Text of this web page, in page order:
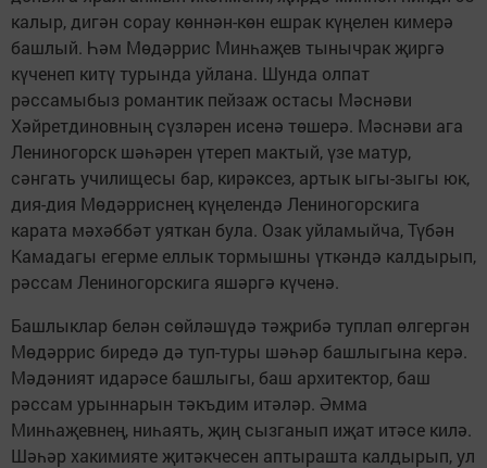
калыр, дигән сорау көннән-көн ешрак күңелен кимерә
башлый. Һәм Мөдәррис Минһаҗев тынычрак җиргә
күченеп китү турында уйлана. Шунда олпат
рәссамыбыз романтик пейзаж остасы Мәснәви
Хәйретдиновның сүзләрен исенә төшерә. Мәснәви ага
Лениногорск шәһәрен үтереп мактый, үзе матур,
сәнгать училищесы бар, кирәксез, артык ыгы-зыгы юк,
дия-дия Мөдәрриснең күңелендә Лениногорскига
карата мәхәббәт уяткан була. Озак уйламыйча, Түбән
Камадагы егерме еллык тормышны үткәндә калдырып,
рәссам Лениногорскига яшәргә күченә.
Башлыклар белән сөйләшүдә тәҗрибә туплап өлгергән
Мөдәррис биредә дә туп-туры шәһәр башлыгына керә.
Мәдәният идарәсе башлыгы, баш архитектор, баш
рәссам урыннарын тәкъдим итәләр. Әмма
Минһаҗевнең, ниһаять, җиң сызганып иҗат итәсе килә.
Шәһәр хакимияте җитәкчесен аптырашта калдырып, ул